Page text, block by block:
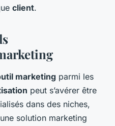
client.
marketing parmi les
peut s’avérer être
dans des niches,
solution marketing